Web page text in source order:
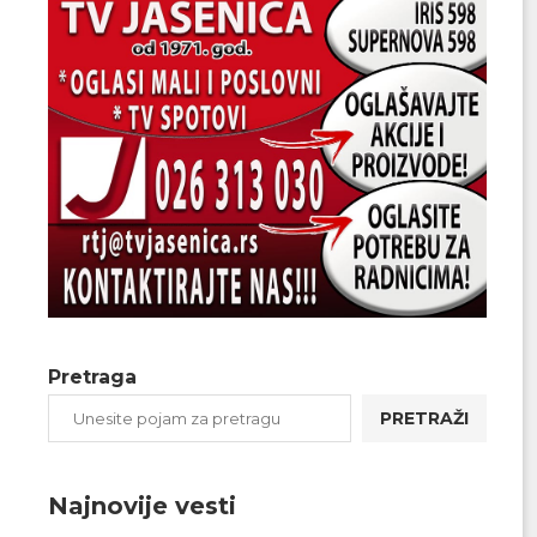
Pretraga
PRETRAŽI
Najnovije vesti